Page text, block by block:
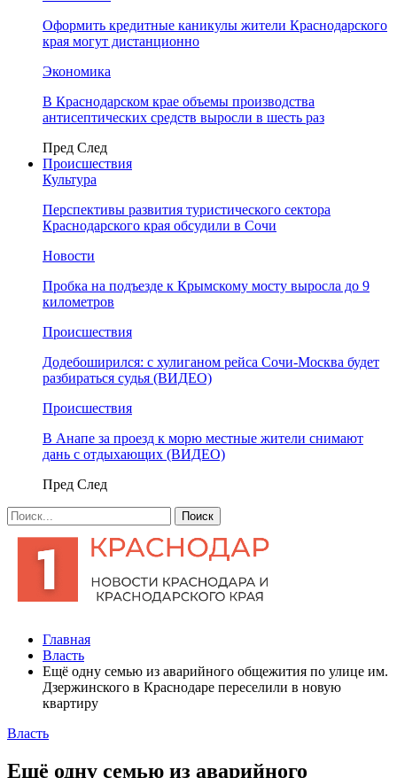
Оформить кредитные каникулы жители Краснодарского
края могут дистанционно
Экономика
В Краснодарском крае объемы производства
антисептических средств выросли в шесть раз
Пред След
Происшествия
Культура
Перспективы развития туристического сектора
Краснодарского края обсудили в Сочи
Новости
Пробка на подъезде к Крымскому мосту выросла до 9
километров
Происшествия
Додебоширился: с хулиганом рейса Сочи-Москва будет
разбираться судья (ВИДЕО)
Происшествия
В Анапе за проезд к морю местные жители снимают
дань с отдыхающих (ВИДЕО)
Пред След
Главная
Власть
Ещё одну семью из аварийного общежития по улице им.
Дзержинского в Краснодаре переселили в новую
квартиру
Власть
Ещё одну семью из аварийного